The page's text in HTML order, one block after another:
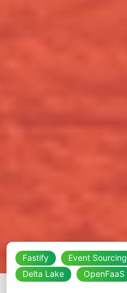
Fastify
Event Sourcing
Delta Lake
OpenFaaS